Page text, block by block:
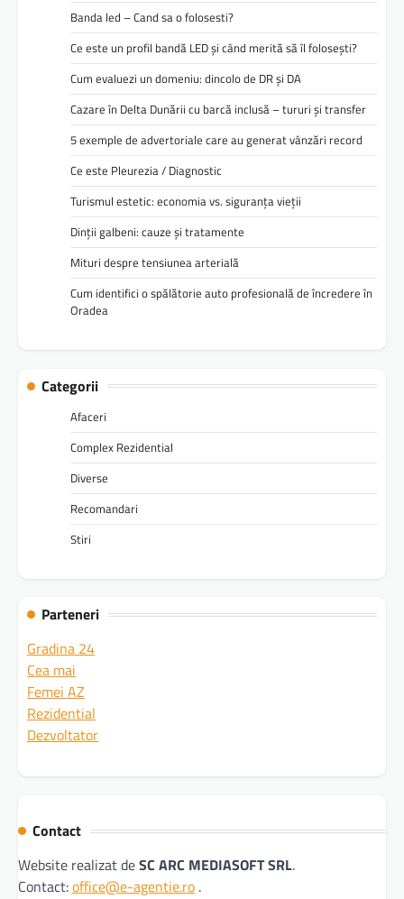
Banda led – Cand sa o folosesti?
Ce este un profil bandă LED și când merită să îl folosești?
Cum evaluezi un domeniu: dincolo de DR și DA
Cazare în Delta Dunării cu barcă inclusă – tururi și transfer
5 exemple de advertoriale care au generat vânzări record
Ce este Pleurezia / Diagnostic
Turismul estetic: economia vs. siguranța vieții
Dinții galbeni: cauze și tratamente
Mituri despre tensiunea arterială
Cum identifici o spălătorie auto profesională de încredere în
Oradea
Categorii
Afaceri
Complex Rezidential
Diverse
Recomandari
Stiri
Parteneri
Gradina 24
Cea mai
Femei AZ
Rezidential
Dezvoltator
Contact
Website realizat deSC ARC MEDIASOFT SRL.
Contact:office@e-agentie.ro .